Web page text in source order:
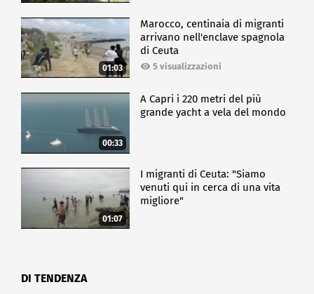
Assolutamente chiave sia per una filiera Saf e
ovviamente per utilizzare l'idrogeno nel velivolo
stesso come fonte di energia".
01:03
Marocco, centinaia di migranti
arrivano nell'enclave spagnola
di Ceuta
5 visualizzazioni
00:33
A Capri i 220 metri del più
grande yacht a vela del mondo
01:07
I migranti di Ceuta: "Siamo
venuti qui in cerca di una vita
migliore"
DI TENDENZA